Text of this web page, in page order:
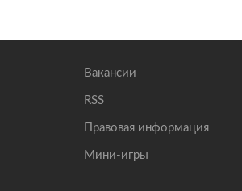
Вакансии
RSS
Правовая информация
Мини-игры